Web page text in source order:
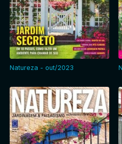
Natureza - out/2023